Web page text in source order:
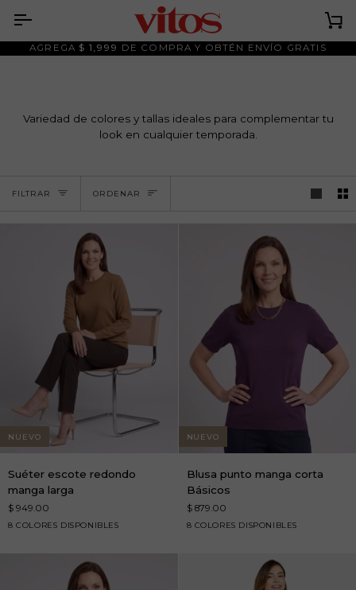
contenido
AGREGA $ 1,999 DE COMPRA Y OBTÉN ENVÍO GRATIS
Variedad de colores y tallas ideales para complementar tu
look en cualquier temporada.
FILTRAR Ordenar
ORDENAR
NUEVO
escote
redondo
manga
larga
Suéter escote redondo
manga larga
$ 949.00
8 COLORES DISPONIBLES
carminCE6lodoradoescarlataexpresso
NUEVO
punto
manga
corta
Básicos
Blusa punto manga corta
Básicos
$ 879.00
8 COLORES DISPONIBLES
carminCE6lodoradoescarlataexpresso